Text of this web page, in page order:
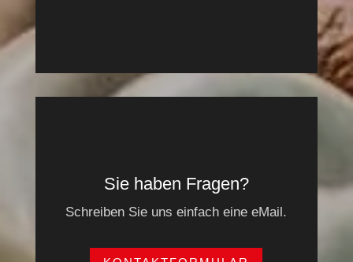
Sie haben Fragen?
Schreiben Sie uns einfach eine eMail.